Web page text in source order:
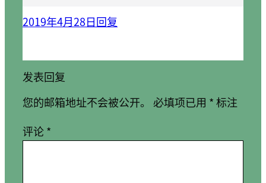
2019年4月28日回复
发表回复
您的邮箱地址不会被公开。
必填项已用 *标注
评论*